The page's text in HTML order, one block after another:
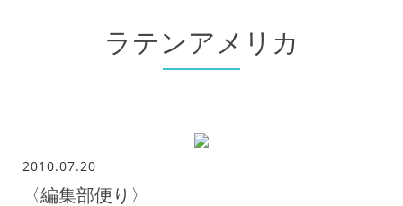
ラテンアメリカ
2010.07.20
〈編集部便り〉